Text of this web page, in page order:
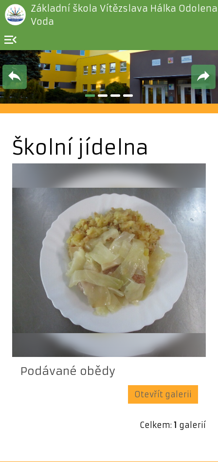
Základní škola Vítězslava Hálka Odolena
Voda
menu_open
Školní jídelna
Podávané obědy
Otevřít galerii
Celkem: 1 galerií